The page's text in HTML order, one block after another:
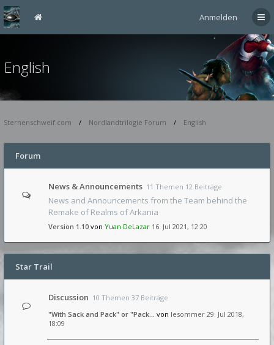
Anmelden
English
Sternenschweif.com Nordlandtrilogie Forum English
Forum
News & Announcements 11 Themen 12 Beiträge
News and Announcements from the Team behind the
Remake of Realms of Arkania
Version 1.10 von Yuan DeLazar 16. Jul 2021, 12:20
Star Trail
Discussion 10 Themen 37 Beiträge
"With Sack and Pack" or "Pack… von lesommer 29. Jul 2018,
18:09